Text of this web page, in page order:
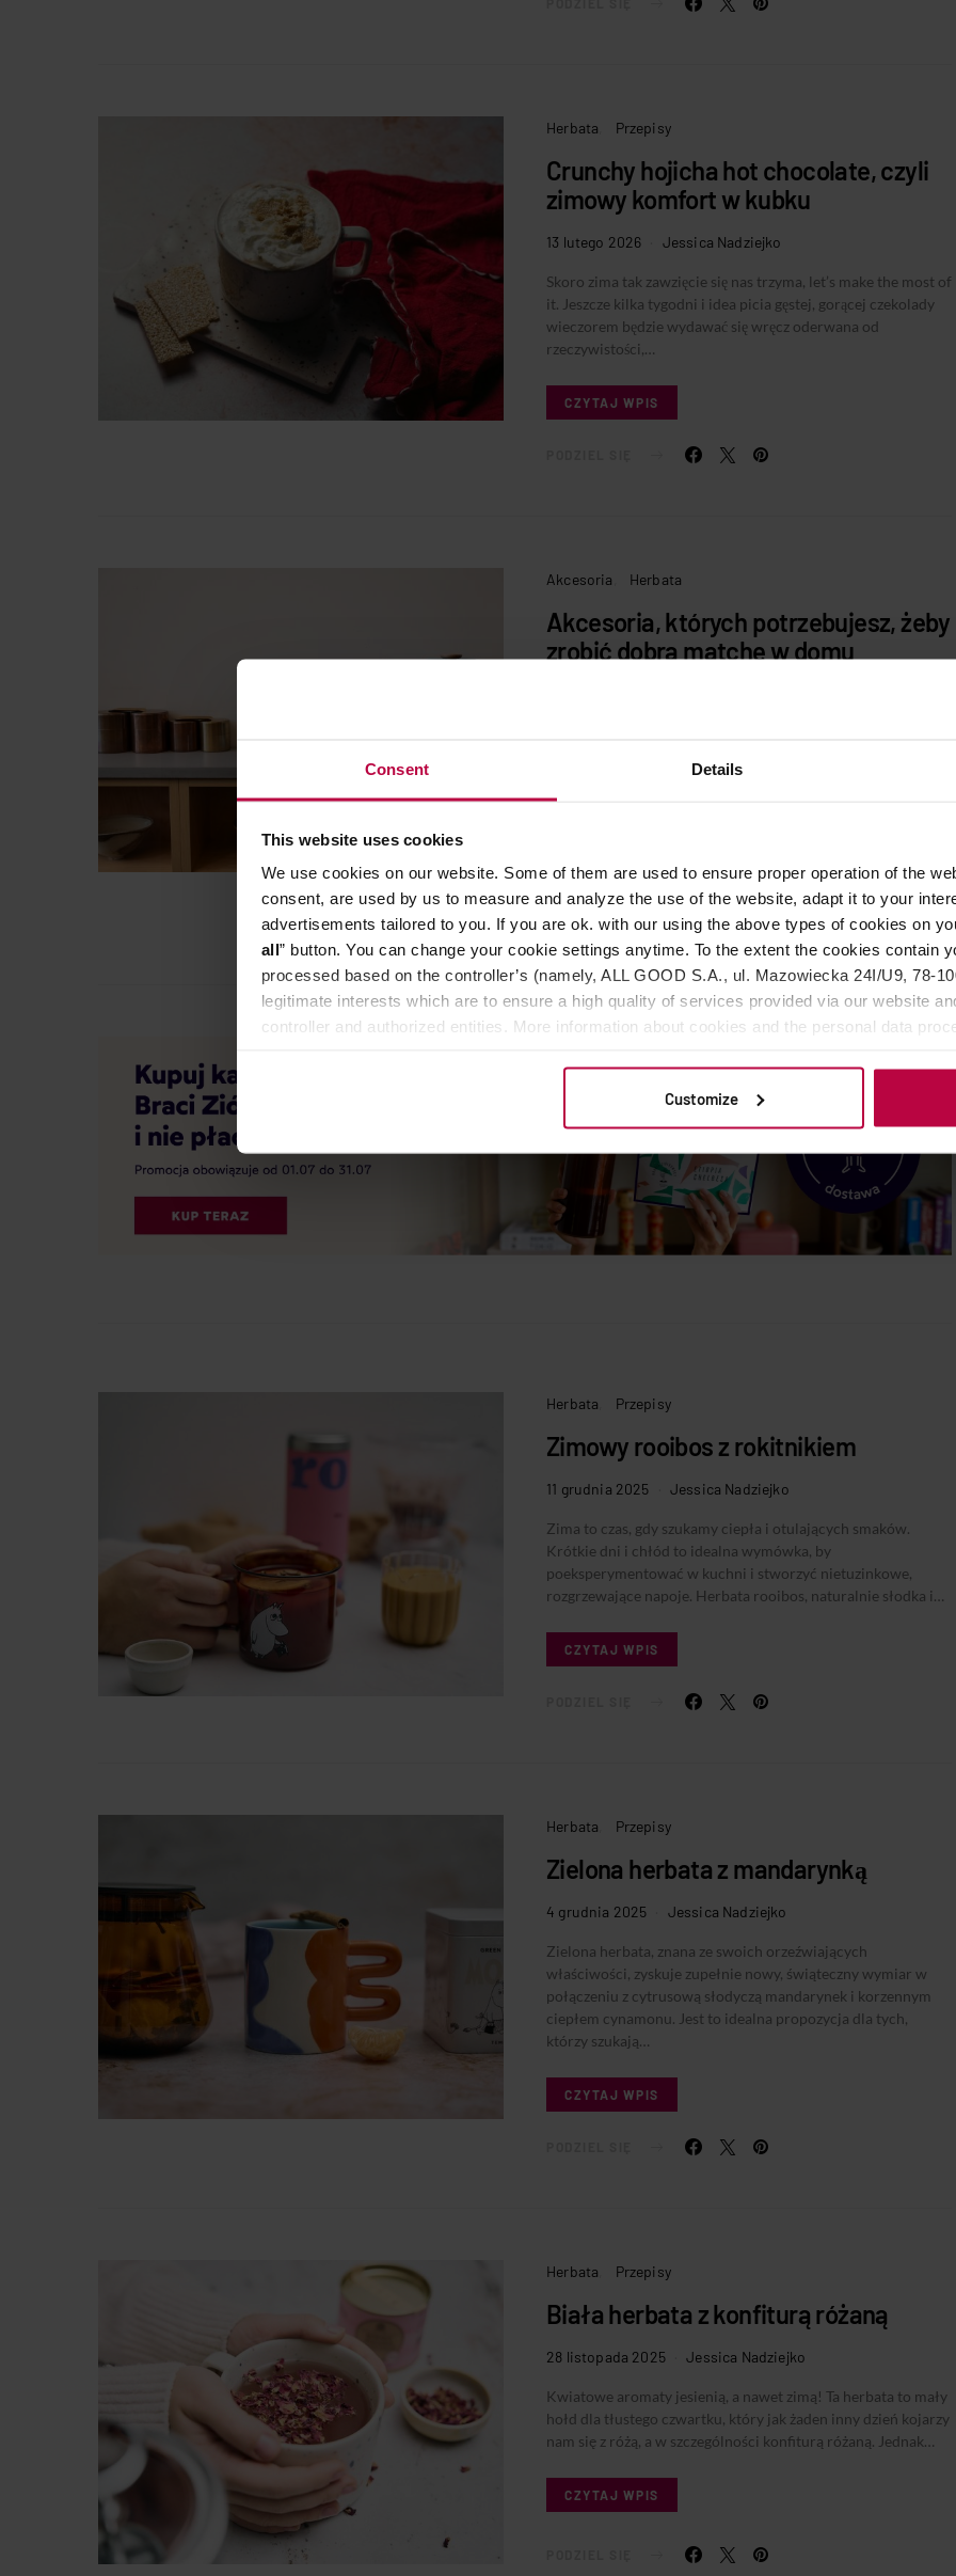
Consent Details
This website uses cookies
We use cookies on our website. Some of them are used to ensure proper operation of the
consent, are used by us to measure and analyze the use of the website, adapt it to your
advertisements tailored to you. If you are ok. with our using the above types of cookies on
all” button. You can change your cookie settings anytime. To the extent the cookies contain
processed based on the controller’s (namely, ALL GOOD S.A., ul. Mazowiecka 24I/U9, 78-
legitimate interests which are to ensure a high quality of services provided via our website
controller and authorized entities. More information about cookies and the personal data
Customize
Herbata Przepisy
Crunchy hojicha hot chocolate, czyli
zimowy komfort w kubku
13 lutego 2026 Jessica Nadziejko
Skoro zima tak zawzięcie się nas trzyma, let’s make the most of
it. Jeszcze kilka tygodni i idea picia gęstej, gorącej czekolady
wieczorem będzie wydawać się wręcz oderwana od
rzeczywistości,…
CZYTAJ WPIS
Akcesoria Herbata
Akcesoria, których potrzebujesz, żeby
zrobić dobrą matchę w domu
ceremonii w swoim domu, to ten artykuł jest właśnie dla
Ciebie.…
PODZIEL SIĘ
Herbata Przepisy
Zimowy rooibos z rokitnikiem
11 grudnia 2025 Jessica Nadziejko
Zima to czas, gdy szukamy ciepła i otulających smaków.
Krótkie dni i chłód to idealna wymówka, by
poeksperymentować w kuchni i stworzyć nietuzinkowe,
rozgrzewające napoje. Herbata rooibos, naturalnie słodka i…
CZYTAJ WPIS
Herbata Przepisy
Zielona herbata z mandarynką
4 grudnia 2025 Jessica Nadziejko
Zielona herbata, znana ze swoich orzeźwiających
właściwości, zyskuje zupełnie nowy, świąteczny wymiar w
połączeniu z cytrusową słodyczą mandarynek i korzennym
ciepłem cynamonu. Jest to idealna propozycja dla tych,
którzy szukają…
CZYTAJ WPIS
Herbata Przepisy
Biała herbata z konfiturą różaną
28 listopada 2025 Jessica Nadziejko
Kwiatowe aromaty jesienią, a nawet zimą! Ta herbata to mały
hołd dla tłustego czwartku, który jak żaden inny dzień kojarzy
nam się z różą, a w szczególności konfiturą różaną. Jednak…
CZYTAJ WPIS